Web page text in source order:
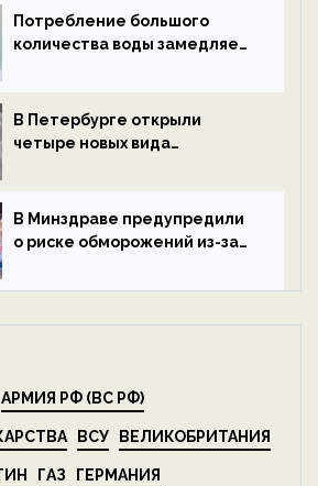
Потребление большого
количества воды замедляет
В Петербурге открыли
четыре новых вида
экологии на ECOportal
В Минздраве предупредили
о риске обморожений из-за
на ECOportal
АРМИЯ РФ (ВС РФ)
ВСУ ВЕЛИКОБРИТАНИЯ
ГАЗ ГЕРМАНИЯ